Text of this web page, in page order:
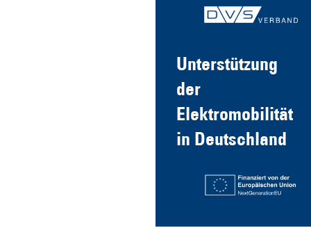
Unterstützung
der
Elektromobilität
in Deutschland